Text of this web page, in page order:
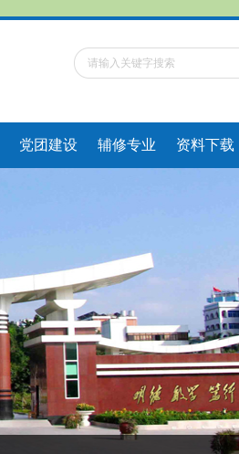
党团建设 辅修专业 资料下载